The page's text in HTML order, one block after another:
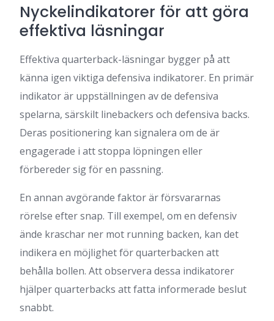
Nyckelindikatorer för att göra
effektiva läsningar
Effektiva quarterback-läsningar bygger på att
känna igen viktiga defensiva indikatorer. En primär
indikator är uppställningen av de defensiva
spelarna, särskilt linebackers och defensiva backs.
Deras positionering kan signalera om de är
engagerade i att stoppa löpningen eller
förbereder sig för en passning.
En annan avgörande faktor är försvararnas
rörelse efter snap. Till exempel, om en defensiv
ände kraschar ner mot running backen, kan det
indikera en möjlighet för quarterbacken att
behålla bollen. Att observera dessa indikatorer
hjälper quarterbacks att fatta informerade beslut
snabbt.